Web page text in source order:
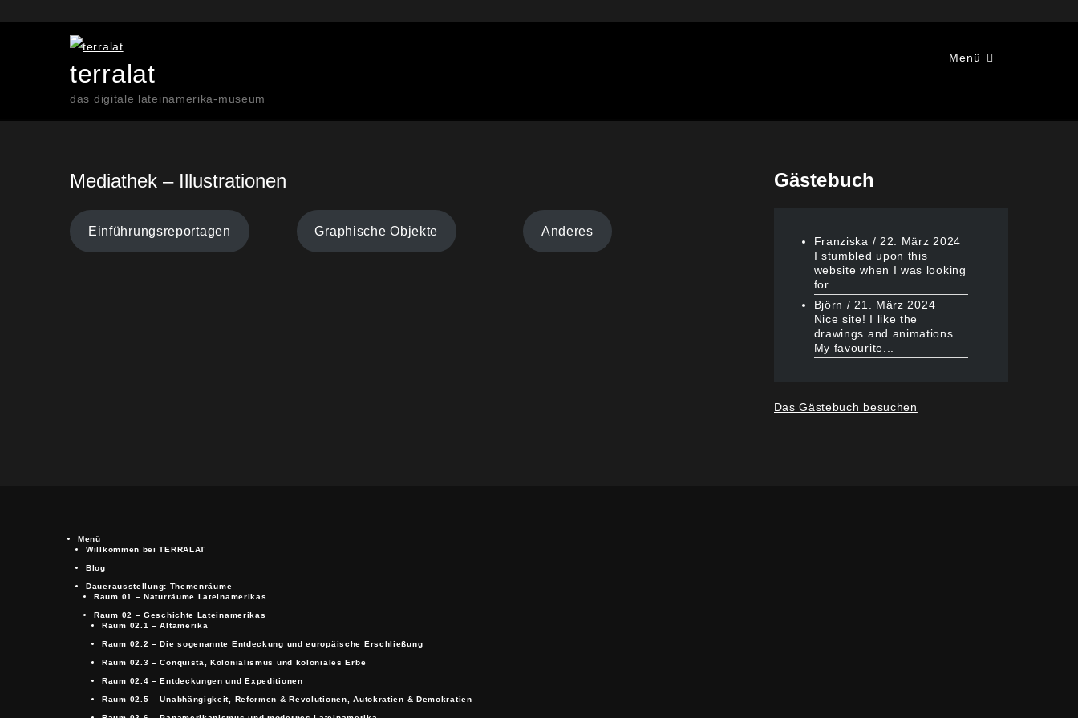
terralat
das digitale lateinamerika-museum
Menü
Mediathek – Illustrationen
Einführungsreportagen Graphische Objekte Anderes
Gästebuch
Franziska / 22. März 2024
I stumbled upon this
website when I was looking
for...
Björn /21. März 2024
Nice site! I like the
drawings and animations.
My favourite...
Das Gästebuch besuchen
Menü
Willkommen bei TERRALAT
Blog
Dauerausstellung: Themenräume
Raum 01 – Naturräume Lateinamerikas
Raum 02 – Geschichte Lateinamerikas
Raum 02.1 – Altamerika
Raum 02.2 – Die sogenannte Entdeckung und europäische Erschließung
Raum 02.3 – Conquista, Kolonialismus und koloniales Erbe
Raum 02.4 – Entdeckungen und Expeditionen
Raum 02.5 – Unabhängigkeit, Reformen & Revolutionen, Autokratien & Demokratien